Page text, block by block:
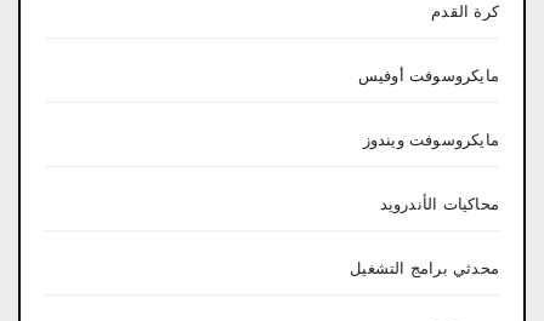
كرة القدم
مايكروسوفت أوفيس
مايكروسوفت ويندوز
محاكيات الأندرويد
محدثي برامج التشغيل